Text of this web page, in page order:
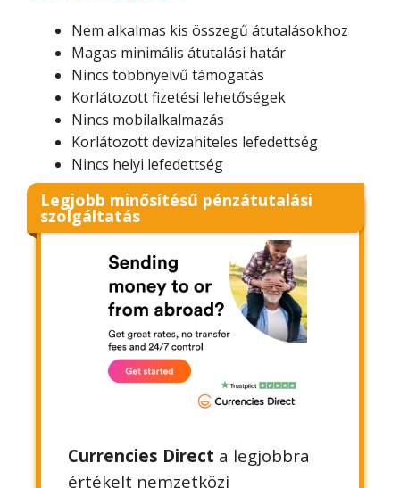
Nem alkalmas kis összegű átutalásokhoz
Magas minimális átutalási határ
Nincs többnyelvű támogatás
Korlátozott fizetési lehetőségek
Nincs mobilalkalmazás
Korlátozott devizahiteles lefedettség
Nincs helyi lefedettség
Legjobb minősítésű pénzátutalási
szolgáltatás
Currencies Direct a legjobbra
értékelt nemzetközi